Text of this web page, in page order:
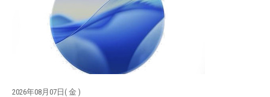
2026年08月07日( 金 )